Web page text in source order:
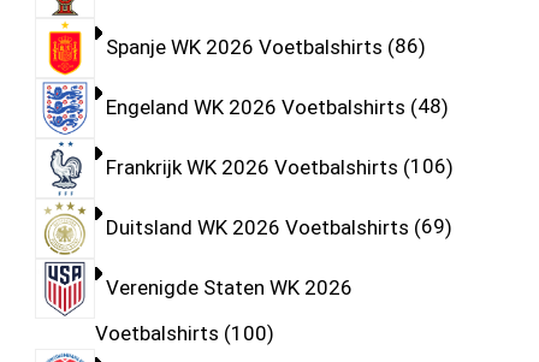
Spanje WK 2026 Voetbalshirts 86
Engeland WK 2026 Voetbalshirts 48
Frankrijk WK 2026 Voetbalshirts 106
Duitsland WK 2026 Voetbalshirts 69
Verenigde Staten WK 2026
Voetbalshirts 100